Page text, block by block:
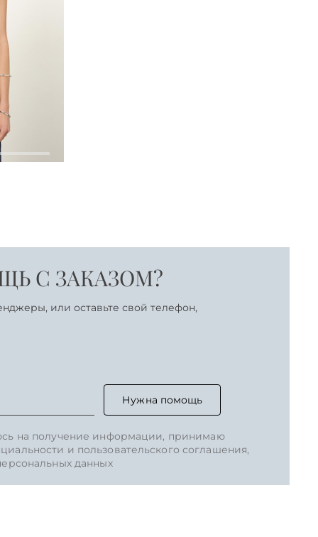
С ЗАКАЗОМ?
или оставьте свой телефон,
Нужна помощь
на получение информации, принимаю
и пользовательского соглашения,
данных